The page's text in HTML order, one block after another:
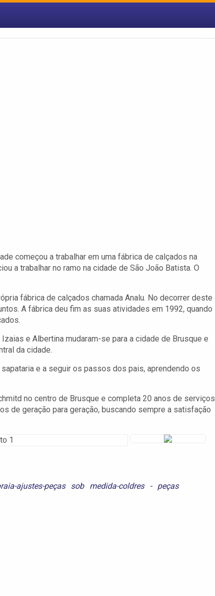
começou a trabalhar em uma fábrica de calçados na
a trabalhar no ramo na cidade de São João Batista. O
fábrica de calçados chamada Analu. No decorrer deste
A fábrica deu fim as suas atividades em 1992, quando
e Albertina mudaram-se para a cidade de Brusque e
da cidade.
e a seguir os passos dos pais, aprendendo os
no centro de Brusque e completa 20 anos de serviços
de geração para geração, buscando sempre a satisfação
ajustes-peças sob medida-coldres - peças